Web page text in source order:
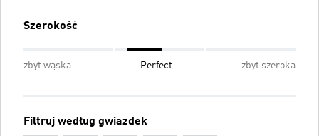
Szerokość
zbyt wąska Perfect zbyt szeroka
Filtruj według gwiazdek